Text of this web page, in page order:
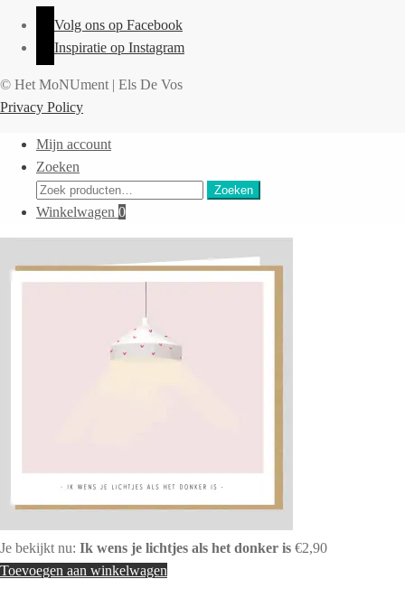
Volg ons op Facebook
Inspiratie op Instagram
© Het MoNUment | Els De Vos
Privacy Policy
Mijn account
Zoeken
Zoeken
naar:
Zoeken
Winkelwagen 0
Je bekijkt nu: Ik wens je lichtjes als het donker is €2,90
Toevoegen aan winkelwagen